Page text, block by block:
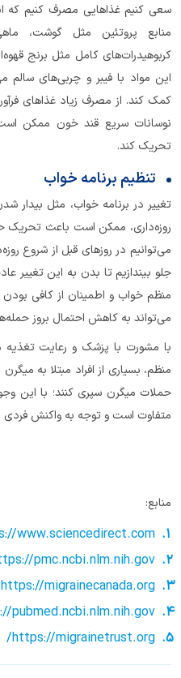
سعی کنیم غذاهایی مصرف کنیم که
منابع پروتئین مثل گوشت،
کربوهیدرات‌های کامل مثل برنج
این مواد با فیبر و چربی‌های سالم
کمک کند. از مصرف زیاد غذاهای
نوسانات سریع قند خون ممکن
تحریک کند.
تنظیم برنامه خواب
تغییر در برنامه خواب، مثل بیدار
روزه‌داری، ممکن است باعث تحریک
می‌توانیم در روزهای قبل از شروع
جلو بیندازیم تا بدن به این تغییر
منظم خواب و اطمینان از کافی
می‌تواند به کاهش احتمال بروز
با مشورت با پزشک و رعایت
منظم، بسیاری از افراد مبتلا به
حملات میگرن سپری کنند؛ با این
متفاوت است و توجه به واکنش فردی
منابع:
www.sciencedirect.com/
pmc.ncbi.nlm.nih.gov/
https://migrainecanada.org/
pubmed.ncbi.nlm.nih.gov/
https://migrainetrust.org/